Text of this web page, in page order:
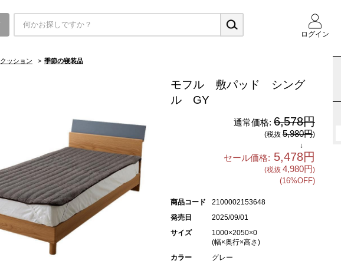
ログイン
ッション > 季節の寝装品
モフル 敷パッド シング
ル GY
通常価格: 6,578円
(税抜 5,980円)
↓
セール価格: 5,478円
(税抜 4,980円)
(16%OFF)
商品コード
2100002153648
発売日
2025/09/01
サイズ
1000×2050×0
(幅×奥行×高さ)
カラー
グレー